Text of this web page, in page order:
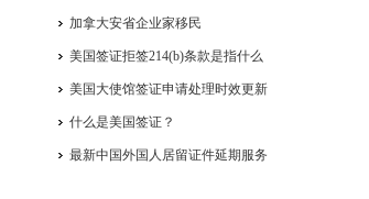
加拿大安省企业家移民
美国签证拒签214(b)条款是指什么
美国大使馆签证申请处理时效更新
什么是美国签证？
最新中国外国人居留证件延期服务